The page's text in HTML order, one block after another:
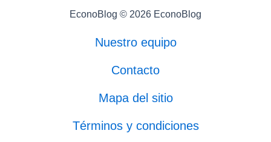
EconoBlog © 2026 EconoBlog
Nuestro equipo
Contacto
Mapa del sitio
Términos y condiciones